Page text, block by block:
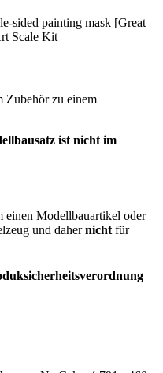
sided painting mask [Great
Scale Kit
Zubehör zu einem
ist nicht im
einen Modellbauartikel oder
und dahernicht für